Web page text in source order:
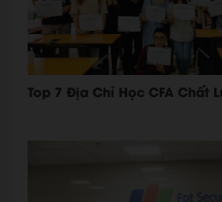
Top 7 Địa Chỉ Học CFA Chất